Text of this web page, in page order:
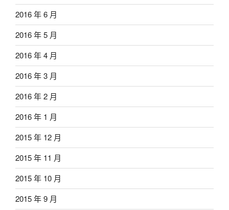
2016 年 6 月
2016 年 5 月
2016 年 4 月
2016 年 3 月
2016 年 2 月
2016 年 1 月
2015 年 12 月
2015 年 11 月
2015 年 10 月
2015 年 9 月